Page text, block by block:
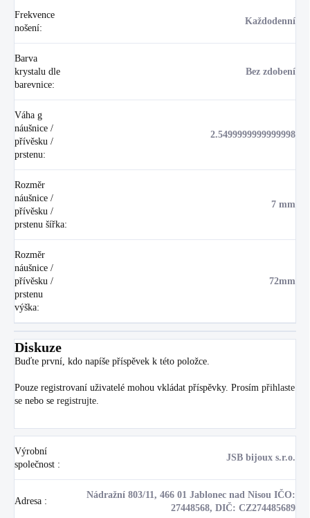
Frekvence
nošení:
Každodenní
Barva
krystalu dle
barevnice:
Bez zdobení
Váha g
náušnice /
přívěsku /
prstenu:
2.5499999999999998
Rozměr
náušnice /
přívěsku /
prstenu šířka:
7 mm
Rozměr
náušnice /
přívěsku /
prstenu
výška:
72mm
Diskuze
Buďte první, kdo napíše příspěvek k této položce.
Pouze registrovaní uživatelé mohou vkládat příspěvky. Prosím přihlaste
se nebo se registrujte
Výrobní
společnost :
JSB bijoux s.r.o.
Adresa :
Nádražní 803/11, 466 01 Jablonec nad Nisou IČO:
27448568, DIČ: CZ274485689